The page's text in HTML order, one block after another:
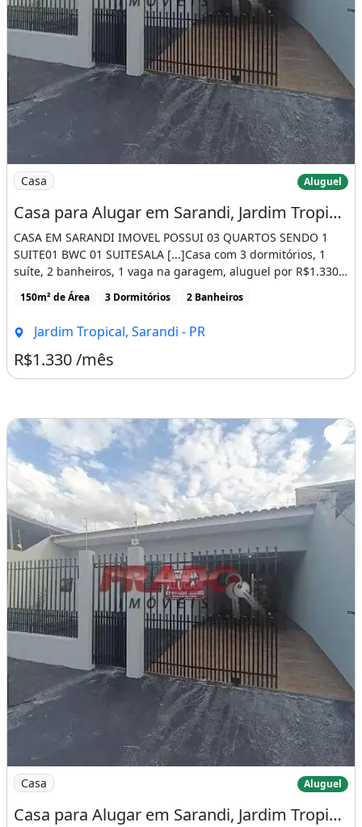
Imagem: Casa para Alugar em Sarandi, Jardim Tropical
Casa Aluguel
Casa para Alugar em Sarandi, Jardim Tropical, com 3 Quartos, com 150 M²
CASA EM SARANDI IMOVEL POSSUI 03 QUARTOS SENDO 1
SUITE01 BWC 01 SUITESALA [...]Casa com 3 dormitórios, 1
suíte, 2 banheiros, 1 vaga na garagem, aluguel por R$1.330
/mês, 150m² [...]
150m² de Área 3 Dormitórios 2 Banheiros
Jardim Tropical, Sarandi - PR
R$1.330 /mês
Imagem: Casa para Alugar em Sarandi, Jardim Tropical
Casa Aluguel
Casa para Alugar em Sarandi, Jardim Tropical, com 3 Quartos, com 150 M²